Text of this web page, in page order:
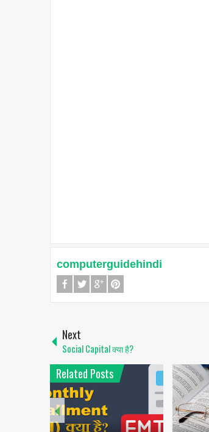
computerguidehindi
Next
Social Capital क्या है?
Related Posts